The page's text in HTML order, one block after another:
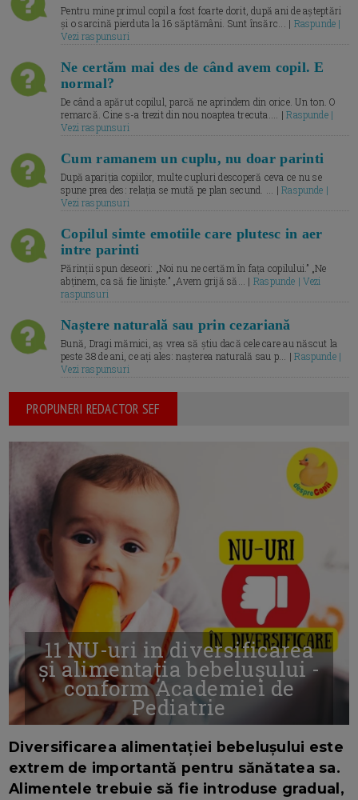
Pentru mine primul copil a fost foarte dorit, după ani de așteptări
și o sarcină pierduta la 16 săptămâni. Sunt însărc... | Raspunde |
Vezi raspunsuri
Ne certăm mai des de când avem copil. E
normal?
De când a apărut copilul, parcă ne aprindem din orice. Un ton. O
remarcă. Cine s-a trezit din nou noaptea trecuta.... |Raspunde |
Vezi raspunsuri
Cum ramanem un cuplu, nu doar parinti
După apariția copiilor, multe cupluri descoperă ceva ce nu se
spune prea des: relația se mută pe plan secund. ... |Raspunde |
Vezi raspunsuri
Copilul simte emotiile care plutesc in aer
intre parinti
Părinții spun deseori: „Noi nu ne certăm în fața copilului.” „Ne
abținem, ca să fie liniște.” „Avem grijă să... | Raspunde | Vezi
raspunsuri
Naștere naturală sau prin cezariană
Bună, Dragi mămici, aș vrea să știu dacă cele care au născut la
peste 38 de ani, ce ați ales: nașterea naturală sau p... |Raspunde |
Vezi raspunsuri
PROPUNERI REDACTOR SEF
11 NU-uri in diversificarea
și alimentația bebelușului -
conform Academiei de
Pediatrie
Diversificarea alimentației bebelușului este
extrem de importantă pentru sănătatea sa.
Alimentele trebuie să fie introduse gradual,